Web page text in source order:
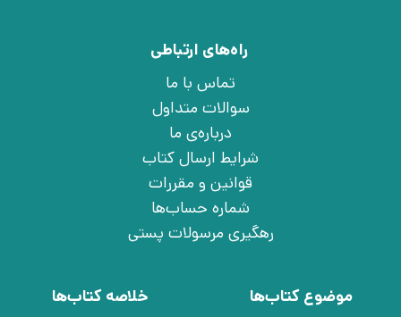
راه‌های ارتباطی
تماس با ما
سوالات متداول
درباره‌ی ما
شرایط ارسال کتاب
قوانین و مقررات
شماره حساب‌ها
رهگیری مرسولات پستی
موضوع کتاب‌ها
خلاصه کتاب‌ها